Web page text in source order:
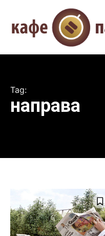
Tag:
направа